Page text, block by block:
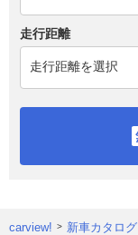
走行距離
carview! 新車カタログ